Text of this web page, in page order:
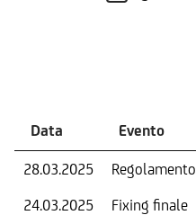
Data Evento
28.03.2025 Regolamento
24.03.2025
Fixing finale